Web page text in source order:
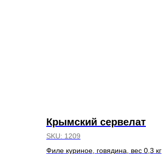
Крымский сервелат
SKU: 1209
Филе куриное, говядина, вес 0,3 кг